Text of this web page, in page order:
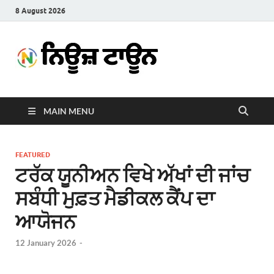
8 August 2026
Town
MAIN MENU
FEATURED
ਟਰੱਕ ਯੂਨੀਅਨ ਵਿਖੇ ਅੱਖਾਂ ਦੀ ਜਾਂਚ
ਸਬੰਧੀ ਮੁਫ਼ਤ ਮੈਡੀਕਲ ਕੈਂਪ ਦਾ
ਆਯੋਜਨ
12 January 2026 -